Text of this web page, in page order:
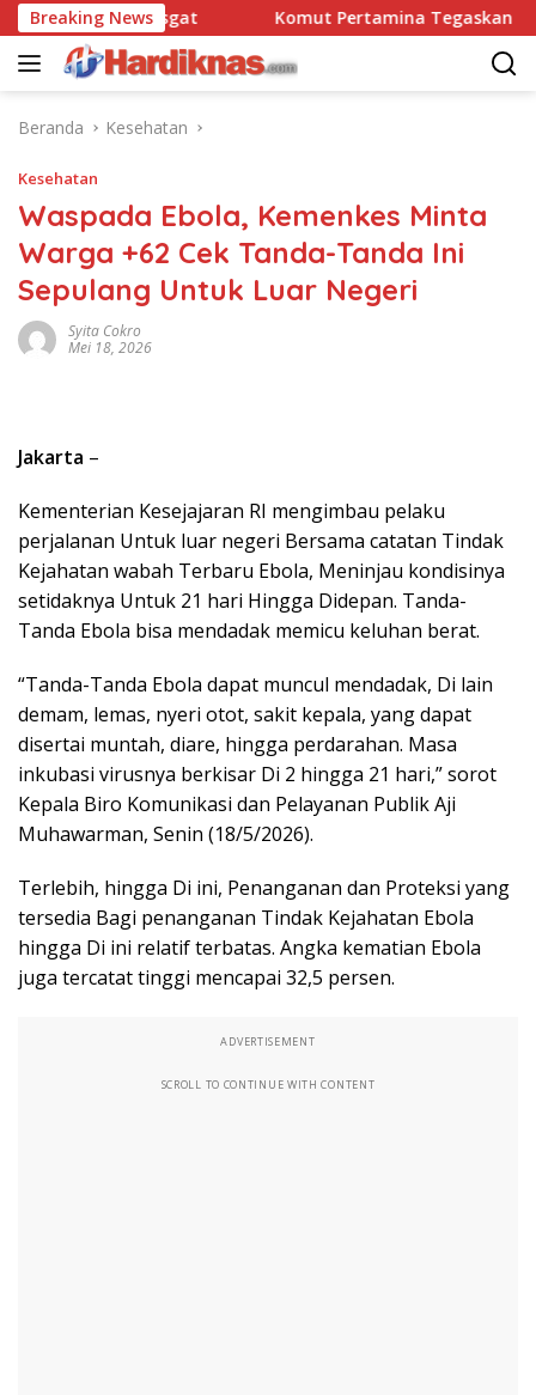
Langsung
ke
konten
Breaking News
90 Pasgat Komut Pertamina Tegaskan Tak
Beranda Kesehatan
Kesehatan
Waspada Ebola, Kemenkes Minta
Warga +62 Cek Tanda-Tanda Ini
Sepulang Untuk Luar Negeri
Syita Cokro
Mei 18, 2026
Jakarta –
Kementerian Kesejajaran RI mengimbau pelaku
perjalanan Untuk luar negeri Bersama catatan Tindak
Kejahatan wabah Terbaru Ebola, Meninjau kondisinya
setidaknya Untuk 21 hari Hingga Didepan. Tanda-
Tanda Ebola bisa mendadak memicu keluhan berat.
“Tanda-Tanda Ebola dapat muncul mendadak, Di lain
demam, lemas, nyeri otot, sakit kepala, yang dapat
disertai muntah, diare, hingga perdarahan. Masa
inkubasi virusnya berkisar Di 2 hingga 21 hari,” sorot
Kepala Biro Komunikasi dan Pelayanan Publik Aji
Muhawarman, Senin (18/5/2026).
Terlebih, hingga Di ini, Penanganan dan Proteksi yang
tersedia Bagi penanganan Tindak Kejahatan Ebola
hingga Di ini relatif terbatas. Angka kematian Ebola
juga tercatat tinggi mencapai 32,5 persen.
ADVERTISEMENT
SCROLL TO CONTINUE WITH CONTENT